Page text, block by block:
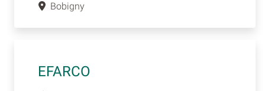
Bobigny
EFARCO